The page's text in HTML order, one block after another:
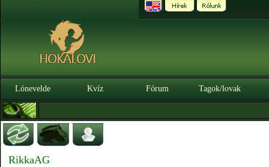
Lónevelde Kvíz Fórum Tagok/lovak
RikkaAG